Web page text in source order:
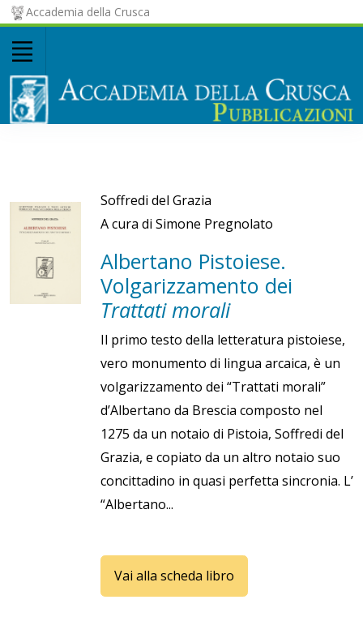
Accademia della Crusca
Soffredi del Grazia
A cura di Simone Pregnolato
Albertano Pistoiese.
Volgarizzamento dei
Trattati morali
Il primo testo della letteratura pistoiese,
vero monumento di lingua arcaica, è un
volgarizzamento dei “Trattati morali”
d’Albertano da Brescia composto nel
1275 da un notaio di Pistoia, Soffredi del
Grazia, e copiato da un altro notaio suo
concittadino in quasi perfetta sincronia. L’
“Albertano...
Vai alla scheda libro